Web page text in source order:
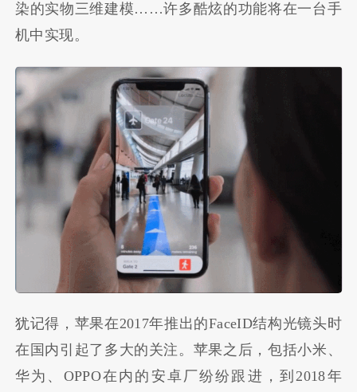
染的实物三维建模……许多酷炫的功能将在一台手
机中实现。
犹记得，苹果在2017年推出的FaceID结构光镜头时
在国内引起了多大的关注。苹果之后，包括小米、
华为、OPPO在内的安卓厂纷纷跟进，到2018年